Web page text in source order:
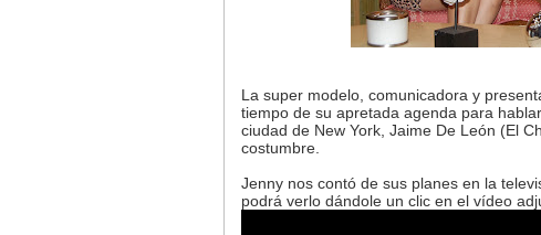
La super modelo, comunicadora y
tiempo de su apretada agenda para
ciudad de New York, Jaime De León (El
costumbre.
Jenny nos contó de sus planes en la
podrá verlo dándole un clic en el vídeo